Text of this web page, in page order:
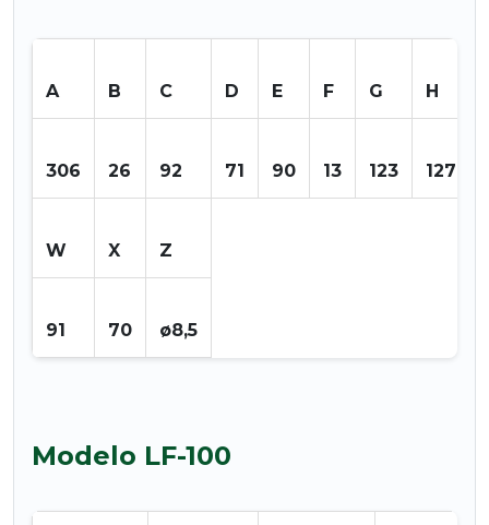
A B C D E F G H
306 26 92 71 90 13 123 127
W X Z
91 70 ø8,5
Modelo LF-100